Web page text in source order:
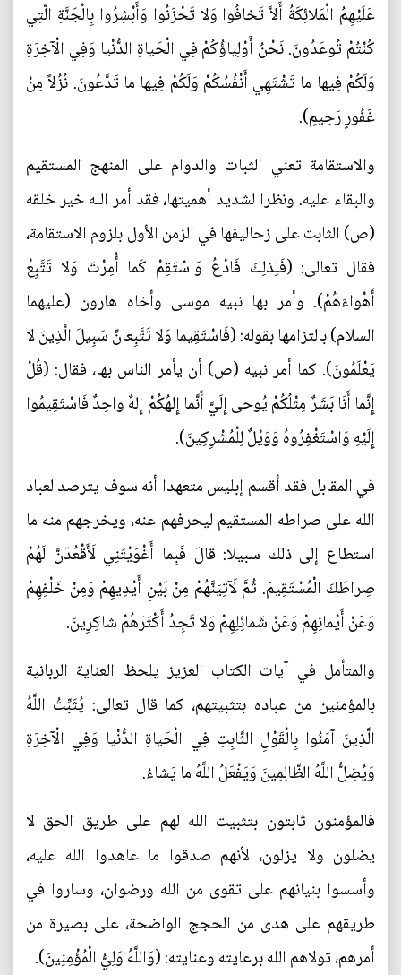
عَلَيْهِمُ الْمَلائِكَةُ أَلاَّ تَخافُوا وَلا تَحْزَنُوا وَأَبْشِرُوا بِالْجَنَّةِ الَّتِي
كُنْتُمْ تُوعَدُونَ. نَحْنُ أَوْلِياؤُكُمْ فِي الْحَياةِ الدُّنْيا وَفِي الْآخِرَةِ
وَلَكُمْ فِيها ما تَشْتَهِي أَنْفُسُكُمْ وَلَكُمْ فِيها ما تَدَّعُونَ. نُزُلاً مِنْ
غَفُورٍ رَحِيمٍ).
والاستقامة تعني الثبات والدوام على المنهج المستقيم
والبقاء عليه. ونظرا لشديد أهميتها، فقد أمر الله خير خلقه
(ص) الثابت على زحاليفها في الزمن الأول بلزوم الاستقامة،
فقال تعالى: (فَلِذلِكَ فَادْعُ وَاسْتَقِمْ كَما أُمِرْتَ وَلا تَتَّبِعْ
أَهْواءَهُمْ). وأمر بها نبيه موسى وأخاه هارون (عليهما
السلام) بالتزامها بقوله: (فَاسْتَقِيما وَلا تَتَّبِعانِّ سَبِيلَ الَّذِينَ لا
يَعْلَمُونَ). كما أمر نبيه (ص) أن يأمر الناس بها، فقال: (قُلْ
إِنَّما أَنَا بَشَرٌ مِثْلُكُمْ يُوحى‏ إِلَيَّ أَنَّما إِلهُكُمْ إِلهٌ واحِدٌ فَاسْتَقِيمُوا
إِلَيْهِ وَاسْتَغْفِرُوهُ وَوَيْلٌ لِلْمُشْرِكِينَ).
في المقابل فقد أقسم إبليس متعهدا أنه سوف يترصد لعباد
الله على صراطه المستقيم ليحرفهم عنه، ويخرجهم منه ما
استطاع إلى ذلك سبيلا: قالَ فَبِما أَغْوَيْتَنِي لَأَقْعُدَنَّ لَهُمْ
صِراطَكَ الْمُسْتَقِيمَ. ثُمَّ لَآتِيَنَّهُمْ مِنْ بَيْنِ أَيْدِيهِمْ وَمِنْ خَلْفِهِمْ
وَعَنْ أَيْمانِهِمْ وَعَنْ شَمائِلِهِمْ وَلا تَجِدُ أَكْثَرَهُمْ شاكِرِينَ.
والمتأمل في آيات الكتاب العزيز يلحظ العناية الربانية
بالمؤمنين من عباده بتثبيتهم، كما قال تعالى: يُثَبِّتُ اللَّهُ
الَّذِينَ آمَنُوا بِالْقَوْلِ الثَّابِتِ فِي الْحَياةِ الدُّنْيا وَفِي الْآخِرَةِ
وَيُضِلُّ اللَّهُ الظَّالِمِينَ وَيَفْعَلُ اللَّهُ ما يَشاءُ.
فالمؤمنون ثابتون بتثبيت الله لهم على طريق الحق لا
يضلون ولا يزلون، لأنهم صدقوا ما عاهدوا الله عليه،
وأسسوا بنيانهم على تقوى من الله ورضوان، وساروا في
طريقهم على هدى من الحجج الواضحة، على بصيرة من
أمرهم، تولاهم الله برعايته وعنايته: (وَاللَّهُ وَلِيُّ الْمُؤْمِنِينَ).